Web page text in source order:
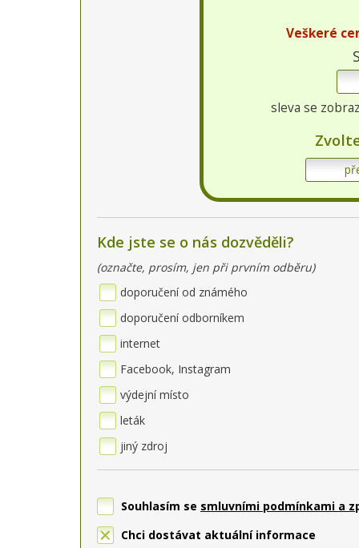
Veškeré
sleva se
Kde jste se o nás dozvěděli?
(označte, prosím, jen při prvním odběru)
doporučení od známého
doporučení odborníkem
internet
Facebook, Instagram
výdejní místo
leták
jiný zdroj
Souhlasím se smluvními podmínkami a
Chci dostávat aktuální informace